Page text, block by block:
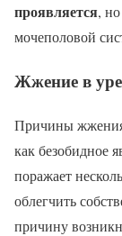
проявляется,
мочеполовой
Жжение в
Причины жжения
как безобидное
поражает
облегчить
причину